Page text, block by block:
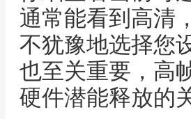
通常能看到高清
不犹豫地选择您
也至关重要，高
硬件潜能释放的